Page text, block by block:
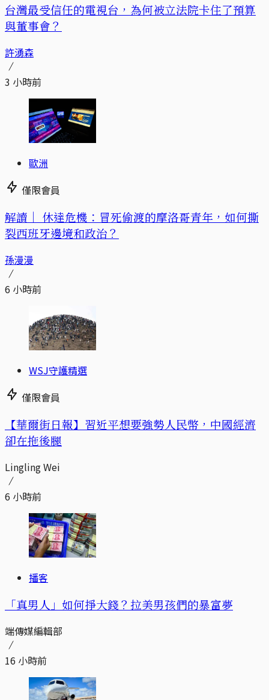
台灣最受信任的電視台，為何被立法院卡住了預算
與董事會？
許湧森
3 小時前
歐洲
僅限會員
解讀｜ 休達危機：冒死偷渡的摩洛哥青年，如何撕
裂西班牙邊境和政治？
孫漫漫
6 小時前
WSJ守護精選
僅限會員
【華爾街日報】習近平想要強勢人民幣，中國經濟
卻在拖後腿
Lingling Wei
6 小時前
播客
「真男人」如何掙大錢？拉美男孩們的暴富夢
端傳媒編輯部
16 小時前